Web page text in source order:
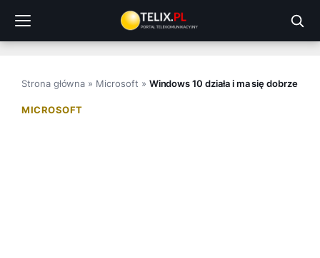
treści
Strona główna » Microsoft » Windows 10 działa i ma się dobrze
MICROSOFT